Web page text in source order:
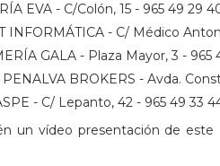
EVA - C/Colón, 15 - 965 49 29
INFORMÁTICA - C/ Médico
GALA - Plaza Mayor, 3 - 965
PENALVA BROKERS - Avda.
- C/ Lepanto, 42 - 965 49 33
un vídeo presentación de